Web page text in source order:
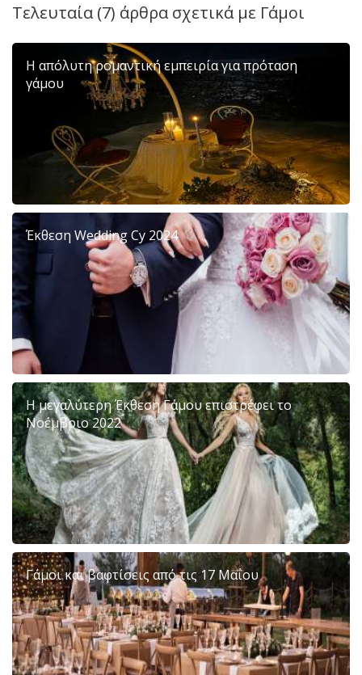
Τελευταία (7) άρθρα σχετικά με Γάμοι
Η απόλυτη ρομαντική εμπειρία για πρόταση
γάμου
Έκθεση Wedding Cy 2024
Η μεγαλύτερη Έκθεση Γάμου επιστρέφει το
Νοέμβριο 2022
Γάμοι και βαφτίσεις από τις 17 Μαΐου